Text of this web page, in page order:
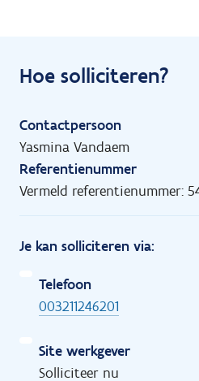
Hoe solliciteren?
Contactpersoon
Yasmina Vandaem
Referentienummer
Vermeld referentienummer:
Je kan solliciteren via:
Telefoon
003211246201
Site werkgever
Solliciteer nu